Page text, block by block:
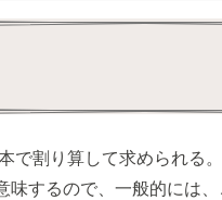
で割り算して求められる
味するので、一般的には